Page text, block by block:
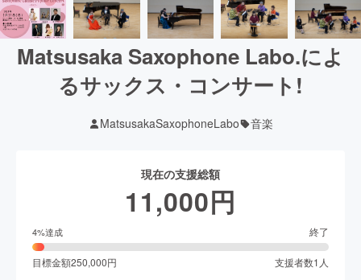
Matsusaka Saxophone Labo.によ
るサックス・コンサート!
MatsusakaSaxophoneLabo 音楽
現在の支援総額
11,000円
4%達成 終了
目標金額250,000円 支援者数1 人